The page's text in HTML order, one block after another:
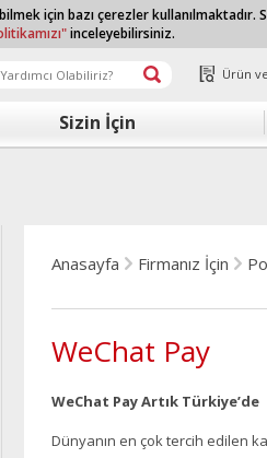
için bazı çerezler
inceleyebilirsiniz.
Ürün
Sizin İçin
Anasayfa Firmanız İçin
WeChat Pay
WeChat Pay Artık Türkiye’de
Dünyanın en çok tercih edilen